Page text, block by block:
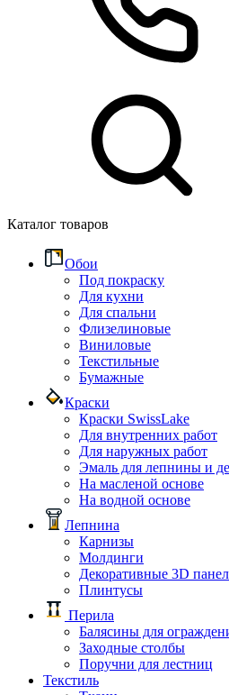
Каталог товаров
Обои
Под покраску
Для кухни
Для спальни
Флизелиновые
Виниловые
Текстильные
Бумажные
Краски
Краски SwissLake
Для внутренних работ
Для наружных работ
Эмаль для лепнины и
На масленой основе
На водной основе
Лепнина
Карнизы
Молдинги
Декоративные 3D
Плинтусы
Перила
Балясины для
Заходные столбы
Поручни для лестниц
Текстиль